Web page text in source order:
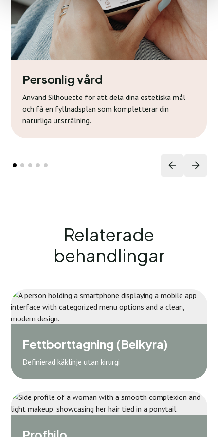
Personlig vård
Använd Silhouette för att dela dina estetiska mål
och få en fyllnadsplan som kompletterar din
naturliga utstrålning.
Relaterade
behandlingar
Fettborttagning (Belkyra)
Definierad käklinje utan kirurgi